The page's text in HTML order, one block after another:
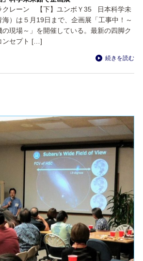
クレーン 【下】ユンボＹ35 日本科学未
）は５月19日まで、企画展「工事中！～
現場～」を開催している。最新の四脚ク
ンセプト […]
続きを読む